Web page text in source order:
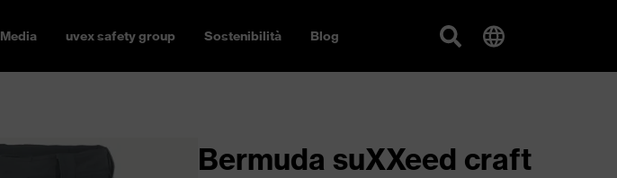
Media uvex safety group Sostenibilità Blog
Bermuda suXXeed craft